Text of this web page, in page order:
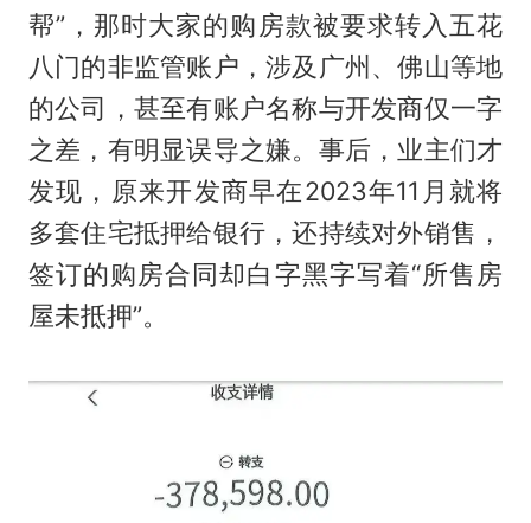
帮”，那时大家的购房款被要求转入五花
八门的非监管账户，涉及广州、佛山等地
的公司，甚至有账户名称与开发商仅一字
之差，有明显误导之嫌。事后，业主们才
发现，原来开发商早在2023年11月就将
多套住宅抵押给银行，还持续对外销售，
签订的购房合同却白字黑字写着“所售房
屋未抵押”。